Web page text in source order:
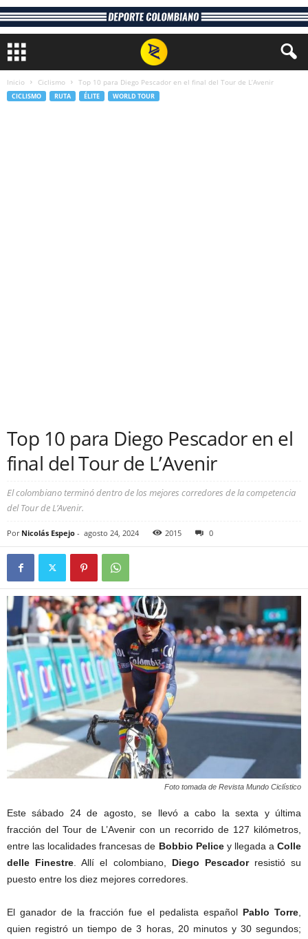
Inicio Ciclismo Top 10 para Diego Pescador en el final del Tour de L’Avenir
CICLISMO RUTA ÉLITE WORLD TOUR
Top 10 para Diego Pescador en el
final del Tour de L’Avenir
El colombiano terminó dentro de los mejores corredores de la competencia
del Tour de L’Avenir.
Por Nicolás Espejo - agosto 24, 2024 2015 0
Foto tomada de Revista Mundo Ciclístico
Este sábado 24 de agosto, se llevó a cabo la sexta y última
fracción del Tour de L’Avenir con un recorrido de 127 kilómetros,
entre las localidades francesas de Bobbio Pelicey llegada aColle
delle Finestre. Allí el colombiano, Diego Pescadorresistió su
puesto entre los diez mejores corredores.
El ganador de la fracción fue el pedalista español Pablo Torre,
quien registró un tiempo de 3 horas, 20 minutos y 30 segundos;